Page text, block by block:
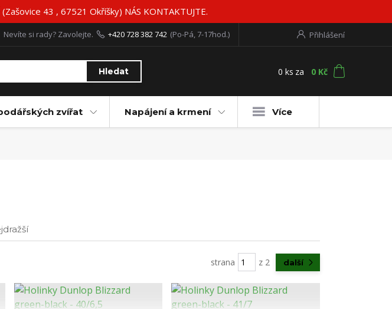
43 , 67521 Okříšky) NÁS KONTAKTUJTE.
Přihlášení
Hledat
Nevíte si rady? Zavolejte. +420 728 382 742 (Po-Pá, 7-17hod.)
0 ks za 0 Kč
zvířat Napájení a krmení Více
strana z 2 další